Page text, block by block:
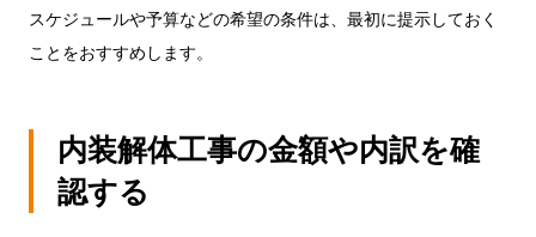
スケジュールや予算などの希望の条件は、最初に提示しておく
ことをおすすめします。
内装解体工事の金額や内訳を確
認する